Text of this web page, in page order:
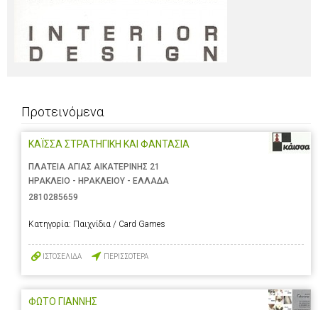
Προτεινόμενα
ΚΑΪΣΣΑ ΣΤΡΑΤΗΓΙΚΗ ΚΑΙ ΦΑΝΤΑΣΙΑ
ΠΛΑΤΕΙΑ ΑΓΙΑΣ ΑΙΚΑΤΕΡΙΝΗΣ 21
ΗΡΑΚΛΕΙΟ - ΗΡΑΚΛΕΙΟΥ - ΕΛΛΑΔΑ
2810285659
Κατηγορία: Παιχνίδια / Card Games
ΙΣΤΟΣΕΛΙΔΑ ΠΕΡΙΣΣΟΤΕΡΑ
ΦΩΤΟ ΓΙΑΝΝΗΣ